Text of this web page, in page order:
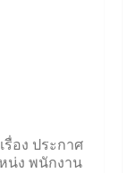
อง ประกาศ
น่ง พนักงาน